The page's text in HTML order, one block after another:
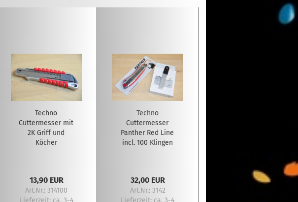
Techno
Cuttermesser mit
2K Griff und
Köcher
13,90 EUR
Art.Nr.: 314100
Lieferzeit: ca. 3-4
Techno
Cuttermesser
Panther Red Line
incl. 100 Klingen
32,00 EUR
Art.Nr.: 3142
Lieferzeit: ca. 3-4